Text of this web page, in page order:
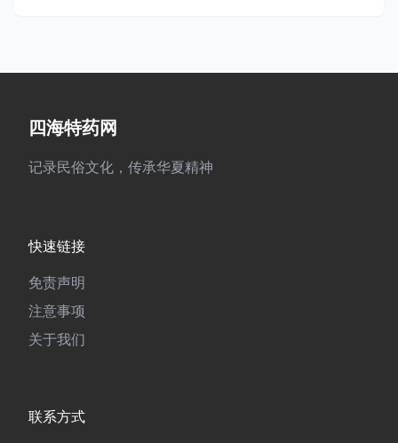
四海特药网
记录民俗文化，传承华夏精神
快速链接
免责声明
注意事项
关于我们
联系方式